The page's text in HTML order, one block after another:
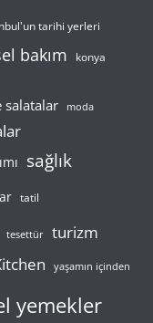
tarihi yerleri
bakım konya
salatalar moda
sağlık
tatil
tesettür turizm
yaşamın içinden
yemekler